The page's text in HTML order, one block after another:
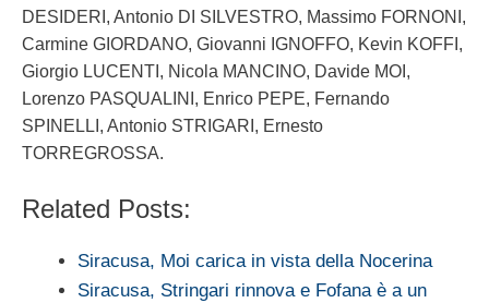
DESIDERI, Antonio DI SILVESTRO, Massimo FORNONI,
Carmine GIORDANO, Giovanni IGNOFFO, Kevin KOFFI,
Giorgio LUCENTI, Nicola MANCINO, Davide MOI,
Lorenzo PASQUALINI, Enrico PEPE, Fernando
SPINELLI, Antonio STRIGARI, Ernesto
TORREGROSSA.
Related Posts:
Siracusa, Moi carica in vista della Nocerina
Siracusa, Stringari rinnova e Fofana è a un